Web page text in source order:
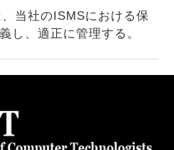
当社のISMSにおける保
し、適正に管理する。